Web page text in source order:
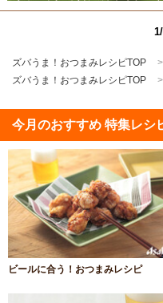
ズバうま！おつまみレシピTOP
ズバうま！おつまみレシピTOP
今月のおすすめ 特集レシ
ビールに合う！おつまみレシピ